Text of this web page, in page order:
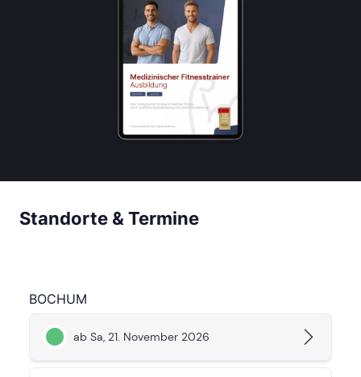
Standorte & Termine
BOCHUM
ab Sa, 21. November 2026